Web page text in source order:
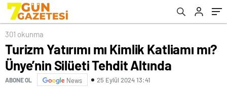
301 okunma
Turizm Yatırımı mı Kimlik Katliamı mı?
Ünye’nin Silüeti Tehdit Altında
ABONE OL News 25 Eylül 2024 13:41